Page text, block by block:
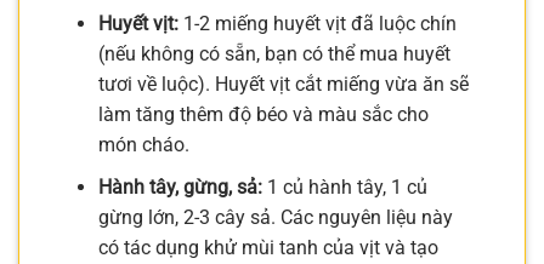
Huyết vịt:1-2 miếng huyết vịt đã luộc chín
(nếu không có sẵn, bạn có thể mua huyết
tươi về luộc). Huyết vịt cắt miếng vừa ăn sẽ
làm tăng thêm độ béo và màu sắc cho
món cháo.
Hành tây, gừng, sả:1 củ hành tây, 1 củ
gừng lớn, 2-3 cây sả. Các nguyên liệu này
có tác dụng khử mùi tanh của vịt và tạo